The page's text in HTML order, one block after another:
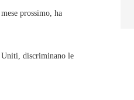
prossimo, ha
Uniti, discriminano le